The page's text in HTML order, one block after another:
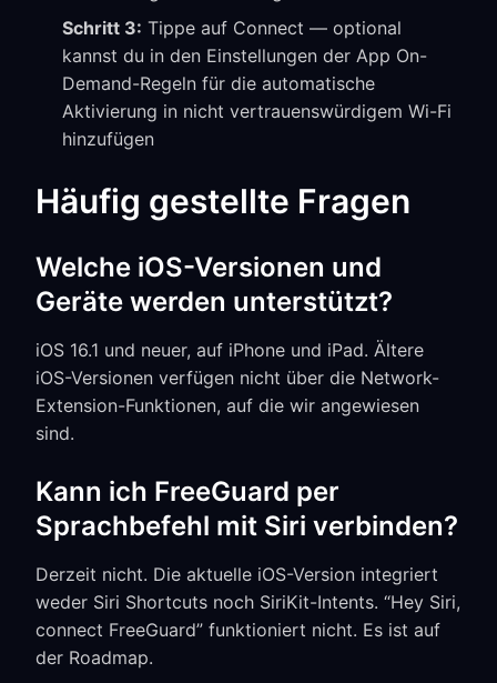
Schritt 3: Tippe auf Connect — optional
kannst du in den Einstellungen der App On-
Demand-Regeln für die automatische
Aktivierung in nicht vertrauenswürdigem Wi-Fi
hinzufügen
Häufig gestellte Fragen
Welche iOS-Versionen und
Geräte werden unterstützt?
iOS 16.1 und neuer, auf iPhone und iPad. Ältere
iOS-Versionen verfügen nicht über die Network-
Extension-Funktionen, auf die wir angewiesen
sind.
Kann ich FreeGuard per
Sprachbefehl mit Siri verbinden?
Derzeit nicht. Die aktuelle iOS-Version integriert
weder Siri Shortcuts noch SiriKit-Intents. “Hey Siri,
connect FreeGuard” funktioniert nicht. Es ist auf
der Roadmap.